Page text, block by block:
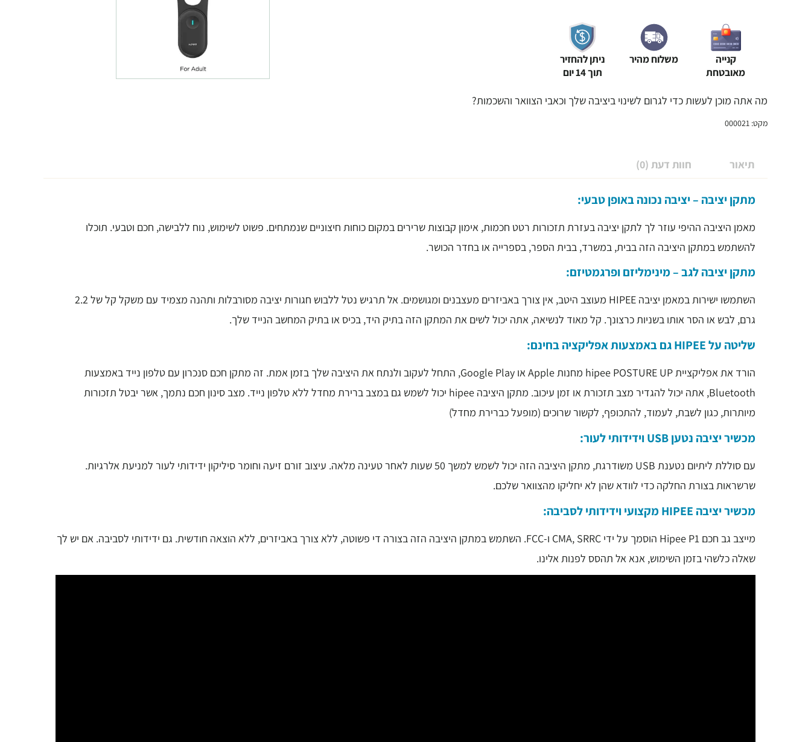
לצוואר
יציבה
קנייה
מאובטחת
משלוח מהיר
ניתן להחזיר
תוך 14 יום
מה אתה מוכן לעשות כדי לגרום לשינוי ביציבה שלך וכאבי הצוואר והשכמות?
מקט: 000021
תיאור חוות דעת (0)
מתקן יציבה – יציבה נכונה באופן טבעי:
מאמן היציבה ההיפי עוזר לך לתקן יציבה בעזרת תזכורות רטט חכמות, אימון קבוצות שרירים במקום כוחות חיצוניים שנמתחים. פשוט לשימוש, נוח ללבישה, חכם וטבעי. תוכלו
להשתמש במתקן היציבה הזה בבית, במשרד, בבית הספר, בספרייה או בחדר הכושר.
מתקן יציבה לגב – מינימליזם ופרגמטיזם:
השתמשו ישירות במאמן יציבה HIPEE מעוצב היטב, אין צורך באביזרים מעצבנים ומגושמים. אל תרגיש נטל ללבוש חגורות יציבה מסורבלות ותהנה מצמיד עם משקל קל של 2.2
גרם, לבש או הסר אותו בשניות כרצונך. קל מאוד לנשיאה, אתה יכול לשים את המתקן הזה בתיק היד, בכיס או בתיק המחשב הנייד שלך.
שליטה על HIPEE גם באמצעות אפליקציה בחינם :
הורד את אפליקציית hipee POSTURE UP מחנות Apple או Google Play, התחל לעקוב ולנתח את היציבה שלך בזמן אמת. זה מתקן חכם סנכרון עם טלפון נייד באמצעות
Bluetooth, אתה יכול להגדיר מצב תזכורת או זמן עיכוב. מתקן היציבה hipee יכול לשמש גם במצב ברירת מחדל ללא טלפון נייד. מצב סינון חכם נתמך, אשר יבטל תזכורות
מיותרות, כגון לשבת, לעמוד, להתכופף, לקשור שרוכים (מופעל כברירת מחדל)
מכשיר יציבה נטען USB וידידותי לעור:
עם סוללת ליתיום נטענת USB משודרגת, מתקן היציבה הזה יכול לשמש למשך 50 שעות לאחר טעינה מלאה. עיצוב זורם זיעה וחומר סיליקון ידידותי לעור למניעת אלרגיות.
שרשראות בצורת החלקה כדי לוודא שהן לא יחליקו מהצוואר שלכם.
מכשיר יציבה HIPEE מקצועי וידידותי לסביבה:
מייצב גב חכם Hipee P1 הוסמך על ידי CMA, SRRC ו-FCC. השתמש במתקן היציבה הזה בצורה די פשוטה, ללא צורך באביזרים, ללא הוצאה חודשית. גם ידידותי לסביבה. אם יש לך
שאלה כלשהי בזמן השימוש, אנא אל תהסס לפנות אלינו.